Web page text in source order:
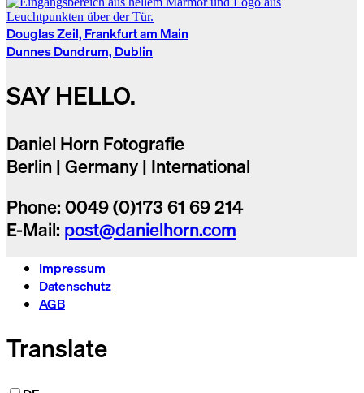
Douglas Zeil, Frankfurt am Main
Dunnes Dundrum, Dublin
SAY HELLO.
Daniel Horn Fotografie
Berlin | Germany | International
Phone: 0049 (0)173 61 69 214
E-Mail: post@danielhorn.com
Impressum
Datenschutz
AGB
Translate